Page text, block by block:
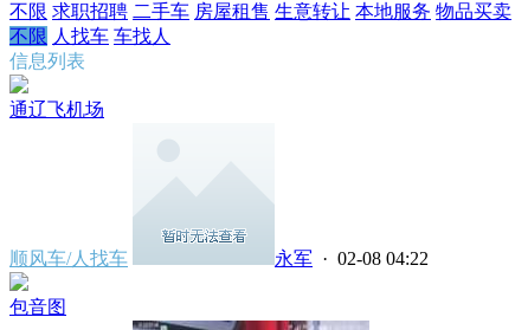
不限 求职招聘 二手车 房屋租售 生意转让 本地服务 物品买卖
不限 人找车 车找人
信息列表
通辽飞机场
顺风车/人找车 永军 · 02-08 04:22
包音图